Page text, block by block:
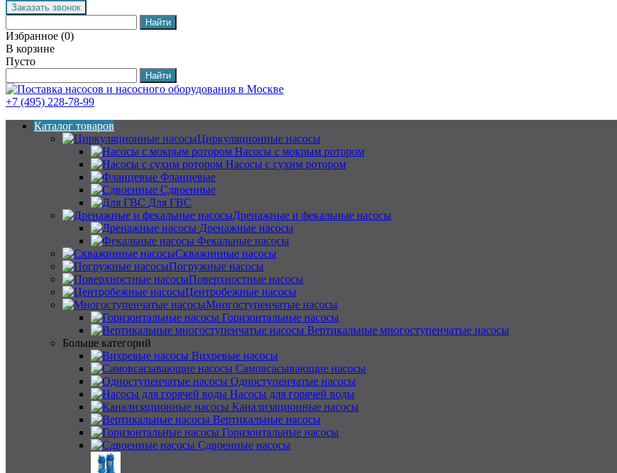
Избранное (0)
В корзине
Пусто
+7 (495) 228-78-99
Каталог товаров
Циркуляционные насосы
Насосы с мокрым ротором
Насосы с сухим ротором
Фланцевые
Сдвоенные
Для ГВС
Дренажные и фекальные насосы
Дренажные насосы
Фекальные насосы
Скважинные насосы
Погружные насосы
Поверхностные насосы
Центробежные насосы
Многоступенчатые насосы
Горизонтальные насосы
Вертикальные многоступенчатые насосы
Больше категорий
Вихревые насосы
Самовсасывающие насосы
Одноступенчатые насосы
Насосы для горячей воды
Канализационные насосы
Вертикальные насосы
Горизонтальные насосы
Сдвоенные насосы